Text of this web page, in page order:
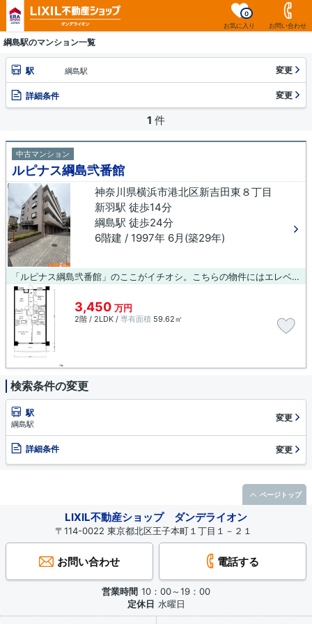
お気に入り
0
お問い合わせ
綱島駅のマンション一覧
駅 綱島駅 変更
詳細条件 変更
1 件
中古マンション
ルピナス綱島弐番館
神奈川県横浜市港北区新吉田東８丁目
新羽駅 徒歩14分
綱島駅 徒歩24分
6階建 / 1997年 6月(築29年)
「ルピナス綱島弐番館」のここがイチオシ。こちらの物件にはエレベーターが付いています。この物件は快適な室内環境が魅力の中古マンションとなっています。ダンデライオン 王子店は横浜市港北区に詳しい不動産会社です。不動産の購入をご検討しているなら、当社にお問い合わせ下さい。
3,450 万円
2階 / 2LDK / 専有面積 59.62㎡
検索条件の変更
駅
綱島駅
変更
詳細条件 変更
LIXIL不動産ショップ ダンデライオン
〒114-0022 東京都北区王子本町１丁目１－２１
お問い合わせ 電話する
営業時間 10：00～19：00
定休日 水曜日
ページトップ